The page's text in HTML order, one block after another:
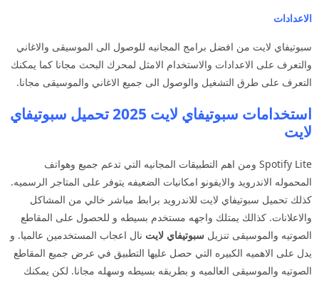
الاعدادات
سبوتيفاي لايت من افضل برامج المجانيه للوصول الى الموسيقى والاغاني
والتعرف على الاعدادات والاستخدام الامثل لمحرك البحث مجانا كما يمكنك
التعرف على طرق التشغيل والوصول الى جميع الاغاني والموسيقى مجانا.
استخدامات سبوتيفاي لايت 2025 تحميل سبوتيفاي
لايت
Spotify Lite ومن اهم التطبيقات المجانيه التي تدعم جميع وهواتف
المحموله الاندرويد والايفونو امكانيات الضعيفه يتوفر على المتاجر الرسميه.
كذلك تحميل سبوتيفاي لايت للاندرويد برابط مباشر خالي من المشاكل
والاعلانات. كذالك يمتلك واجهه مستخدم بسيطه و للحصول على المقاطع
الصوتيه والموسيقى تنزيل سبوتيفاي لايت نال اعجاب المستخدمين عالميا. و
يدل على الاهميه الكبيره التي حصل عليها التطبيق في عرض جميع المقاطع
الصوتيه والموسيقى العالميه و بطريقه بسيطه وسهله مجانا. لكن يمكنك